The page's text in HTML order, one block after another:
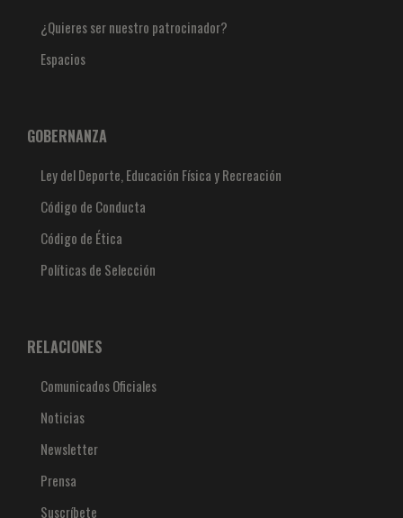
¿Quieres ser nuestro patrocinador?
Espacios
GOBERNANZA
Ley del Deporte, Educación Física y Recreación
Código de Conducta
Código de Ética
Políticas de Selección
RELACIONES
Comunicados Oficiales
Noticias
Newsletter
Prensa
Suscríbete